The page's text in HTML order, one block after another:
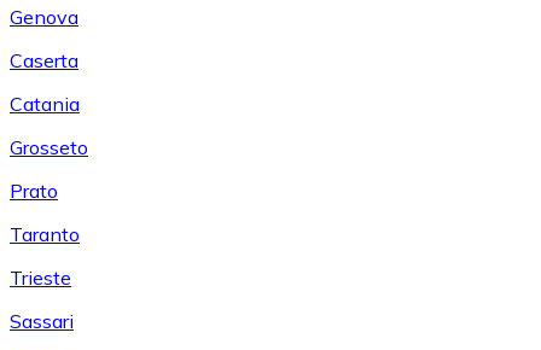
Genova
Caserta
Catania
Grosseto
Prato
Taranto
Trieste
Sassari